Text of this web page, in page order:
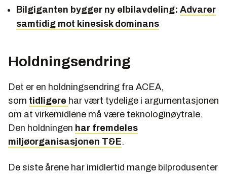
Bilgiganten bygger ny elbilavdeling: Advarer
samtidig mot kinesisk dominans
Holdningsendring
Det er en holdningsendring fra ACEA,
som tidligere har vært tydelige i argumentasjonen
om at virkemidlene må være teknologinøytrale.
Den holdningen har fremdeles
miljøorganisasjonen T&E.
De siste årene har imidlertid mange bilprodusenter